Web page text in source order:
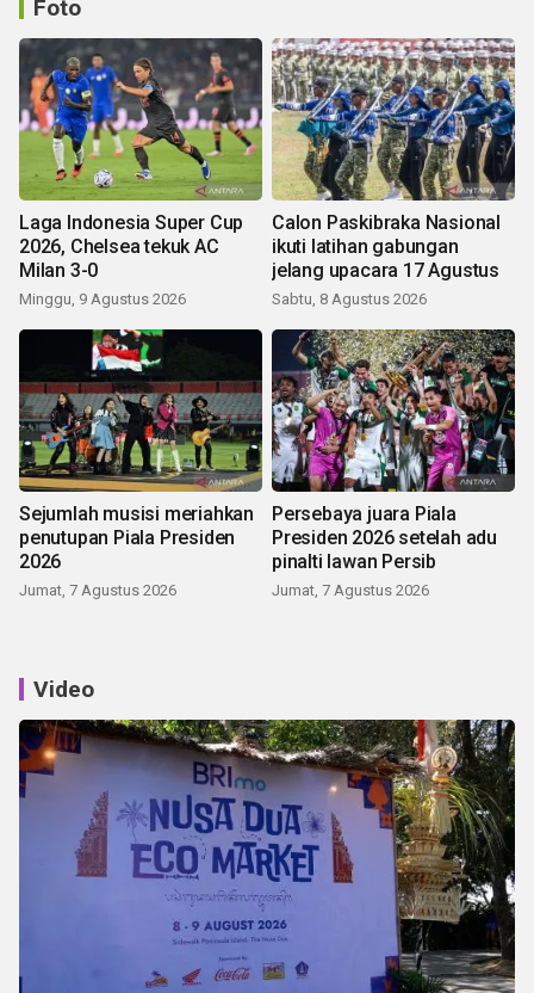
Foto
Laga Indonesia Super Cup
2026, Chelsea tekuk AC
Milan 3-0
Minggu, 9 Agustus 2026
Calon Paskibraka Nasional
ikuti latihan gabungan
jelang upacara 17 Agustus
Sabtu, 8 Agustus 2026
Sejumlah musisi meriahkan
penutupan Piala Presiden
2026
Jumat, 7 Agustus 2026
Persebaya juara Piala
Presiden 2026 setelah adu
pinalti lawan Persib
Jumat, 7 Agustus 2026
Video